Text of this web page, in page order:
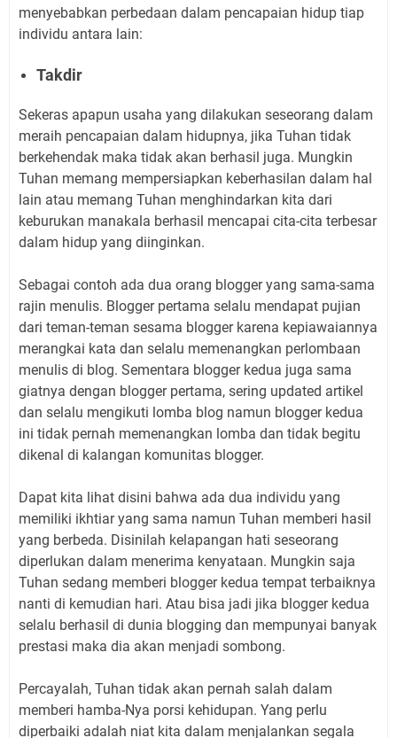
menyebabkan perbedaan dalam pencapaian hidup tiap
individu antara lain:
Takdir
Sekeras apapun usaha yang dilakukan seseorang dalam
meraih pencapaian dalam hidupnya, jika Tuhan tidak
berkehendak maka tidak akan berhasil juga. Mungkin
Tuhan memang mempersiapkan keberhasilan dalam hal
lain atau memang Tuhan menghindarkan kita dari
keburukan manakala berhasil mencapai cita-cita terbesar
dalam hidup yang diinginkan.
Sebagai contoh ada dua orang blogger yang sama-sama
rajin menulis. Blogger pertama selalu mendapat pujian
dari teman-teman sesama blogger karena kepiawaiannya
merangkai kata dan selalu memenangkan perlombaan
menulis di blog. Sementara blogger kedua juga sama
giatnya dengan blogger pertama, sering updated artikel
dan selalu mengikuti lomba blog namun blogger kedua
ini tidak pernah memenangkan lomba dan tidak begitu
dikenal di kalangan komunitas blogger.
Dapat kita lihat disini bahwa ada dua individu yang
memiliki ikhtiar yang sama namun Tuhan memberi hasil
yang berbeda. Disinilah kelapangan hati seseorang
diperlukan dalam menerima kenyataan. Mungkin saja
Tuhan sedang memberi blogger kedua tempat terbaiknya
nanti di kemudian hari. Atau bisa jadi jika blogger kedua
selalu berhasil di dunia blogging dan mempunyai banyak
prestasi maka dia akan menjadi sombong.
Percayalah, Tuhan tidak akan pernah salah dalam
memberi hamba-Nya porsi kehidupan. Yang perlu
diperbaiki adalah niat kita dalam menjalankan segala